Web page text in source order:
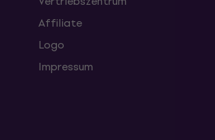
Affiliate
Logo
Impressum